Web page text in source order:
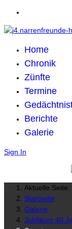
Home
Chronik
Zünfte
Termine
Berichte
Galerie
Sign In
Aktuelle Seite:
Startseite
Galerie
Jubiläum 40